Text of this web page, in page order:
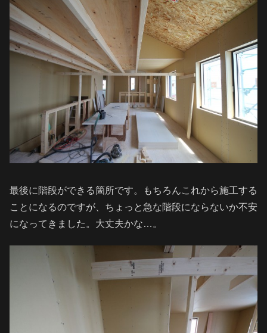
最後に階段ができる箇所です。もちろんこれから施工する
ことになるのですが、ちょっと急な階段にならないか不安
になってきました。大丈夫かな…。